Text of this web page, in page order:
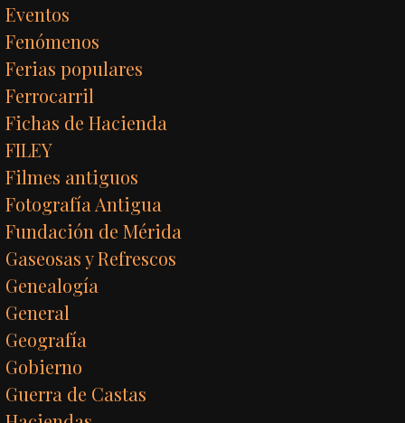
Eventos
Fenómenos
Ferias populares
Ferrocarril
Fichas de Hacienda
FILEY
Filmes antiguos
Fotografía Antigua
Fundación de Mérida
Gaseosas y Refrescos
Genealogía
General
Geografía
Gobierno
Guerra de Castas